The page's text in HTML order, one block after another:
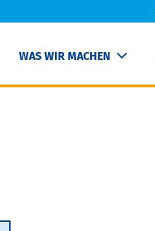
WAS WIR MACHEN